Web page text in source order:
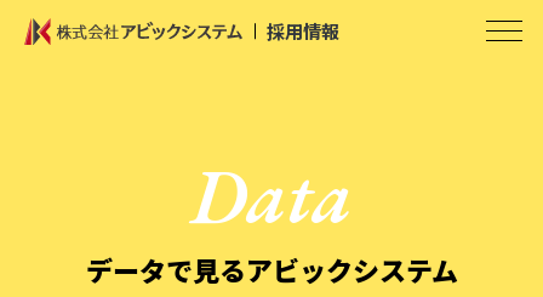
採用情報
Data
データで見るアビックシステム